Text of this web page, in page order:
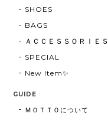
SHOES
BAGS
ＡＣＣＥＳＳＯＲＩＥＳ
SPECIAL
New Item✨
GUIDE
ＭＯＴＴＯについて